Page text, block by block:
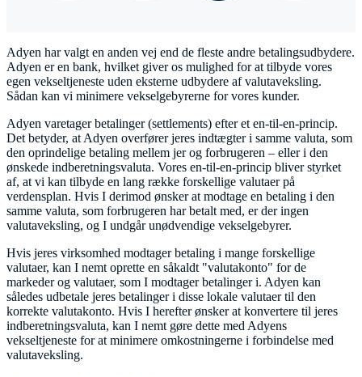
Adyen har valgt en anden vej end de fleste andre betalingsudbydere.
Adyen er en bank, hvilket giver os mulighed for at tilbyde vores
egen vekseltjeneste uden eksterne udbydere af valutaveksling.
Sådan kan vi minimere vekselgebyrerne for vores kunder.
Adyen varetager betalinger (settlements) efter et en-til-en-princip.
Det betyder, at Adyen overfører jeres indtægter i samme valuta, som
den oprindelige betaling mellem jer og forbrugeren – eller i den
ønskede indberetningsvaluta. Vores en-til-en-princip bliver styrket
af, at vi kan tilbyde en lang række forskellige valutaer på
verdensplan. Hvis I derimod ønsker at modtage en betaling i den
samme valuta, som forbrugeren har betalt med, er der ingen
valutaveksling, og I undgår unødvendige vekselgebyrer.
Hvis jeres virksomhed modtager betaling i mange forskellige
valutaer, kan I nemt oprette en såkaldt "valutakonto" for de
markeder og valutaer, som I modtager betalinger i. Adyen kan
således udbetale jeres betalinger i disse lokale valutaer til den
korrekte valutakonto. Hvis I herefter ønsker at konvertere til jeres
indberetningsvaluta, kan I nemt gøre dette med Adyens
vekseltjeneste for at minimere omkostningerne i forbindelse med
valutaveksling.